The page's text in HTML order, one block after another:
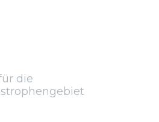
die